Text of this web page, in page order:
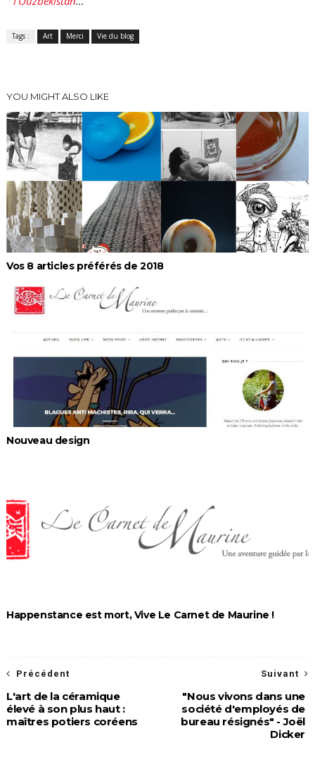
Tags : Art Merci Vie du blog
YOU MIGHT ALSO LIKE
Vos 8 articles préférés de 2018
Nouveau design
Happenstance est mort, Vive Le Carnet de Maurine !
Suivant
"Nous vivons dans une
société d'employés de
bureau résignés" - Joël
Dicker
Précédent
L'art de la céramique
élevé à son plus haut :
maîtres potiers coréens